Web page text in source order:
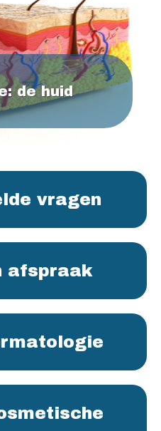
de huid
vragen
afspraak